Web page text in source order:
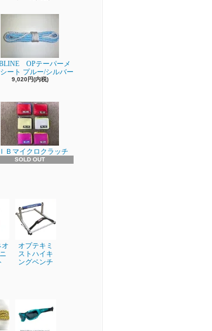
OPテーパーメ
ート プルー/シルバー
9,020円(内税)
Ｂマイクロクラッチ
SOLD OUT
オ
オプテキミ
ストハイキ
ングベンチ